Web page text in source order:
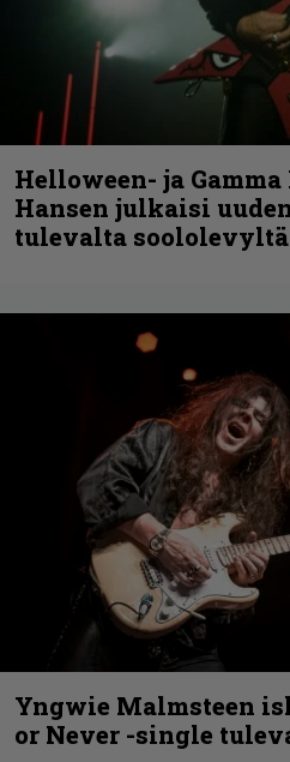
Helloween- ja
Hansen julkaisi
tulevalta soololevyltä
Yngwie Malmsteen
or Never -single